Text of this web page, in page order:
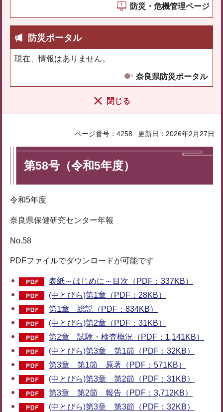
防災・危機管理ページ
防災ポータル
現在、情報はありません。
奈良県防災ポータル
閉じる
ページ番号：4258 更新日：2026年2月27日
第58号（令和5年度）
令和5年度
奈良県保健研究センター年報
No.58
PDFファイルでダウンロードが可能です
表紙～はじめに～目次（PDF：337KB）
(中とびら)第1章（PDF：28KB）
第1章 総説（PDF：834KB）
(中とびら)第2章（PDF：31KB）
第2章 試験・検査概況（PDF：1,141KB）
(中とびら)第3章 第1節（PDF：32KB）
第3章 第1節 原著（PDF：571KB）
(中とびら)第3章 第2節（PDF：31KB）
第3章 第2節 報告（PDF：3,712KB）
(中とびら)第3章 第3節（PDF：32KB）